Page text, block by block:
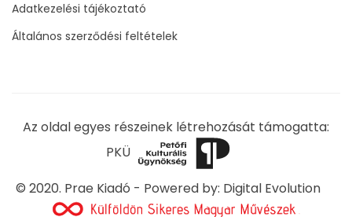
Adatkezelési tájékoztató
Általános szerződési feltételek
Az oldal egyes részeinek létrehozását támogatta:
PKÜ
© 2020. Prae Kiadó - Powered by: Digital Evolution